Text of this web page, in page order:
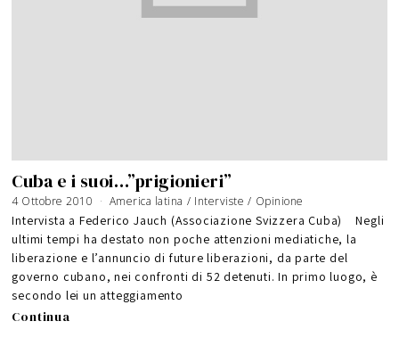
Cuba e i suoi…”prigionieri”
4 Ottobre 2010
i
u
n
2
0
1
6
America latina / Interviste / Opinione
Intervista a Federico Jauch (Associazione Svizzera Cuba) Negli
ultimi tempi ha destato non poche attenzioni mediatiche, la
liberazione e l’annuncio di future liberazioni, da parte del
governo cubano, nei confronti di 52 detenuti. In primo luogo, è
secondo lei un atteggiamento
Continua